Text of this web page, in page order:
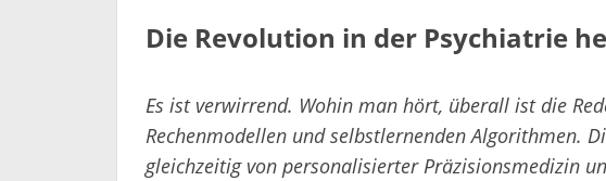
Die Revolution in der Psychiatrie
Es ist verwirrend. Wohin man hört, überall ist die
Rechenmodellen und selbstlernenden Algorithmen.
gleichzeitig von personalisierter Präzisionsmedizin